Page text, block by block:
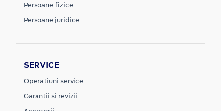
Persoane fizice
Persoane juridice
SERVICE
Operatiuni service
Garantii si revizii